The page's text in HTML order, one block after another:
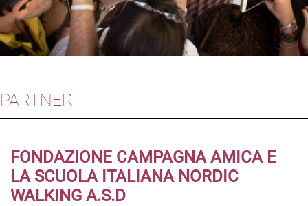
PARTNER
FONDAZIONE CAMPAGNA AMICA E
LA SCUOLA ITALIANA NORDIC
WALKING A.S.D